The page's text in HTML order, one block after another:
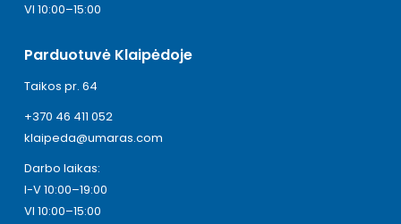
VI 10:00–15:00
Parduotuvė Klaipėdoje
Taikos pr. 64
+370 46 411 052
klaipeda@umaras.com
Darbo laikas:
I-V 10:00–19:00
VI 10:00–15:00